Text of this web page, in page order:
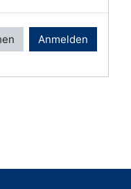
Anmelden